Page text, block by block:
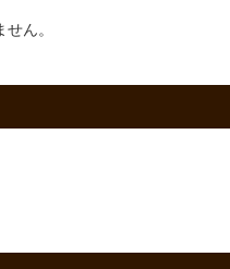
ん。